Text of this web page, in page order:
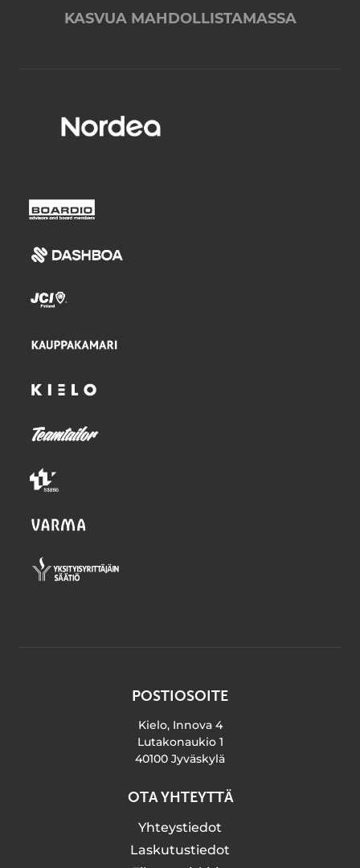
KASVUA MAHDOLLISTAMASSA
POSTIOSOITE
Kielo, Innova 4
Lutakonaukio 1
40100 Jyväskylä
OTA YHTEYTTÄ
Yhteystiedot
Laskutustiedot